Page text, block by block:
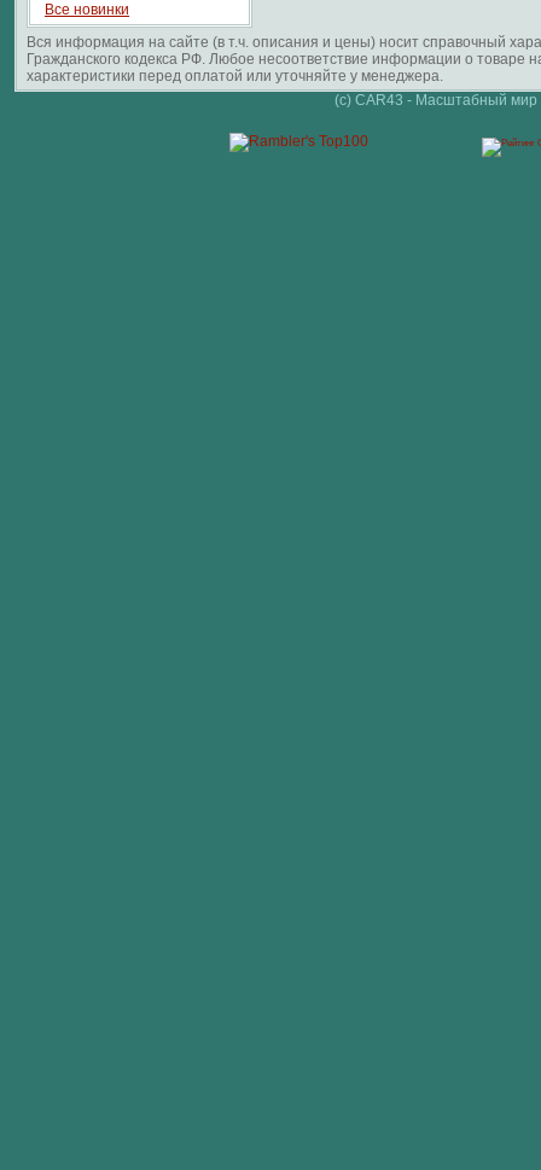
Все новинки
Вся информация на сайте (в т.ч. описания и цены) носит справочный
Гражданского кодекса РФ. Любое несоответствие информации о
характеристики перед оплатой или уточняйте у менеджера.
(c) CAR43 - Масштабный мир